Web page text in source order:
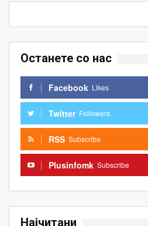
Останете со нас
Facebook Likes
Twitter Followers
RSS Subscribe
Plusinfomk Subscribe
Најчитани